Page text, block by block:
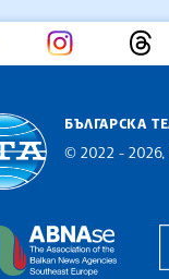
БЪЛГАРСКА
© 2022 - 2026,
The